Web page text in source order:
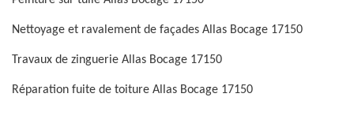
Nettoyage et ravalement de façades Allas Bocage 17150
Travaux de zinguerie Allas Bocage 17150
Réparation fuite de toiture Allas Bocage 17150